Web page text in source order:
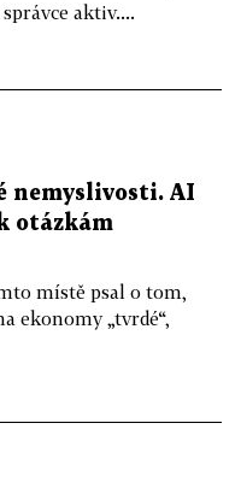
aktiv....
nemyslivosti. AI
otázkám
místě psal o tom,
ekonomy „tvrdé“,